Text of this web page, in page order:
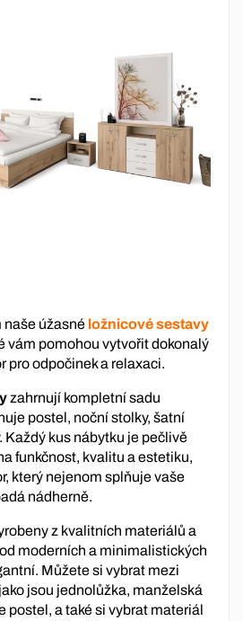
naše úžasné ložnicové sestavy
vám pomohou vytvořit dokonalý
pro odpočinek a relaxaci.
zahrnují kompletní sadu
postel, noční stolky, šatní
Každý kus nábytku je pečlivě
funkčnost, kvalitu a estetiku,
který nejenom splňuje vaše
nádherně.
z kvalitních materiálů a
moderních a minimalistických
Můžete si vybrat mezi
jsou jednolůžka, manželská
postel, a také si vybrat materiál